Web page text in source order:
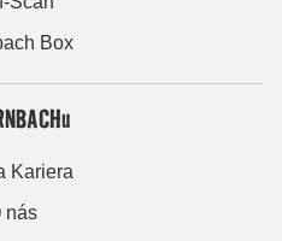
Box
Kariera
nás